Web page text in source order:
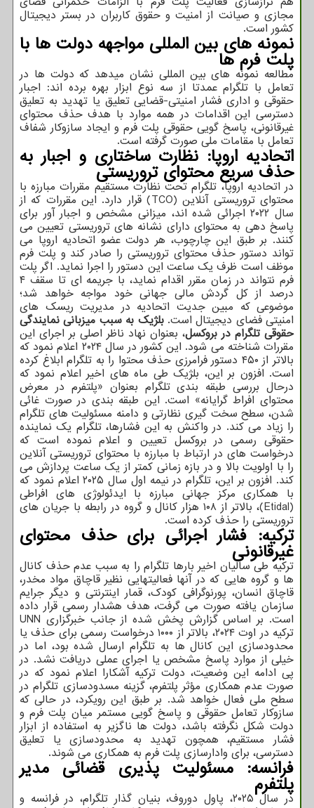
مجازی و صیانت از امنیت و حقوق کاربران در بستر دیجیتال
کشور است.
نمونه های بین المللی مواجهه دولت ها با
پلت فرم ها
مطالعه نمونه های بین المللی نشان میدهد که دولت ها در
تعامل با تلگرام عمدتا از سه نوع ابزار بهره برده اند: اجبار
حقوقی و اداری فشار امنیتی-قضایی تعلیق یا تهدید به تعلیق
دسترسی این اقدامات در همه موارد با هدف حذف محتوای
غیرقانونی، پاسخ گویی حقوقی پلت فرم و ایجاد سازوکار شفاف
تعامل با مقامات ملی صورت گرفته است.
اتحادیه اروپا: نظارت ساختاری و اجبار به
حذف سریع محتوای تروریستی
در اتحادیه اروپا، تلگرام تحت نظارت مستقیم مقررات مبارزه با
محتوای تروریستی آنلاین (TCO) قرار دارد. این مقررات که از
سال ۲۰۲۲ اجرائی شده اند، میزانی مشخص و اجبار آور برای
پاسخ دهی به محتوای دارای نشانه های تروریستی تعیین می
کنند. بر طبق این چارچوب، هر دولت عضو اتحادیه اروپا می
تواند دستور حذف محتوای تروریستی را صادر کند و پلت فرم
موظف است ظرف یک ساعت این دستور را اجرا نماید. اگر پلت
فرم نتواند در زمان مقرر اقدام نماید، با جریمه ای تا سقف ۴
درصد از کل گردش مالی جهانی خود مواجه خواهد شد؛
موضوعی که مبین جدیت اتحادیه در مدیریت ریسک های
امنیتی فضای دیجیتال است.بلژیک به سبب میزبانی نمایندگی
حقوقی تلگرام در بروکسل، بعنوان نهاد ناظر اصلی بر اجرای این
مقررات شناخته می شود. این کشور در سال ۲۰۲۴ اعلام نمود که
بالاتر از ۴۵۰ دستور فرامرزی حذف محتوا را به تلگرام ابلاغ کرده
است. افزون بر این، بلژیک طی ماه های اخیر اعلام نمود که
درحال بررسی طبقه بندی تلگرام بعنوان «پلتفرم در معرض
محتوای افراط گرایانه» است. این طبقه بندی در صورت غائی
شدن، سطح سخت گیری نظارتی و دامنه مسئولیت های تلگرام
را زیاد می کند. در واکنش به این فشارها، تلگرام یک نماینده
حقوقی رسمی در بروکسل تعیین و اعلام نموده است که
درخواست های در ارتباط با مبارزه با محتوای تروریستی آنلاین
را با اولویت بالا و در بازه زمانی کمتر از یک ساعت پردازش می
کند. افزون بر این، تلگرام در نیمه اول سال ۲۰۲۵ اعلام نمود که
با همکاری مرکز جهانی مبارزه با ایدئولوژی های افراطی
(Etidal)، بالاتر از ۱۰۸ هزار کانال و گروه در رابطه با جریان های
تروریستی را حذف کرده است.
ترکیه: فشار اجرائی برای حذف محتوای
غیرقانونی
ترکیه طی سالیان اخیر بارها تلگرام را به سبب عدم حذف کانال
ها و گروه هایی که در آنها فعالیتهایی نظیر قاچاق مواد مخدر،
قاچاق انسان، پورنوگرافی کودک، قمار اینترنتی و دیگر جرایم
سازمان یافته صورت می گرفت، هدف هشدار رسمی قرار داده
است. بر اساس گزارش پخش شده از جانب خبرگزاری UNN
ترکیه در اوت ۲۰۲۴، بالاتر از ۱۰۰۰ درخواست رسمی برای حذف یا
محدودسازی این کانال ها به تلگرام ارسال شده بود، اما در
خیلی از موارد پاسخ مشخص یا اجرای عملی دریافت نشد. در
پی ادامه این وضعیت، دولت ترکیه آشکارا اعلام نمود که در
صورت عدم همکاری مؤثر پلتفرم، گزینه مسدودسازی تلگرام در
سطح ملی فعال خواهد شد. بر طبق این رویکرد، در حالی که
سازوکار تعامل حقوقی و پاسخ گویی مستمر میان پلت فرم و
دولت شکل نگرفته باشد، دولت ها ناگزیر به استفاده از ابزار
فشار مستقیم، همچون تهدید به محدودسازی یا تعلیق
دسترسی، برای وادارسازی پلت فرم به همکاری می شوند.
فرانسه: مسئولیت پذیری قضائی مدیر
پلتفرم
در سال ۲۰۲۵، پاول دوروف، بنیان گذار تلگرام، در فرانسه و